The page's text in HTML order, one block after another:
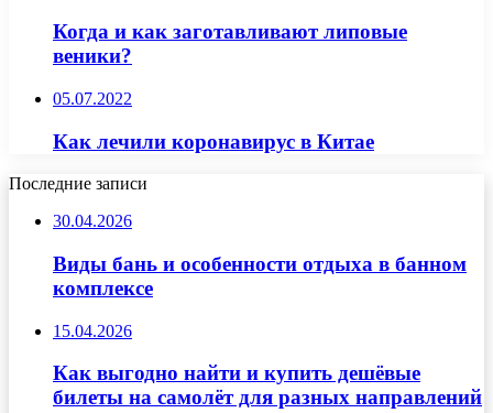
Когда и как заготавливают липовые
веники?
05.07.2022
Как лечили коронавирус в Китае
Последние записи
30.04.2026
Виды бань и особенности отдыха в банном
комплексе
15.04.2026
Как выгодно найти и купить дешёвые
билеты на самолёт для разных направлений